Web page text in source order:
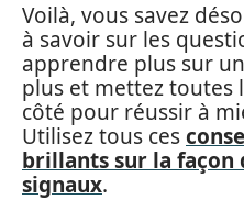
Voilà, vous savez
à savoir sur les
apprendre plus sur
plus et mettez toutes
côté pour réussir à
Utilisez tous ces
brillants sur la façon
signaux.